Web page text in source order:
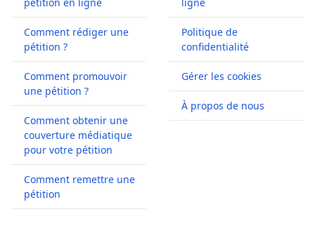
Comment rédiger une
pétition ?
Comment promouvoir
une pétition ?
Comment obtenir une
couverture médiatique
pour votre pétition
Comment remettre une
pétition
Politique de
confidentialité
Gérer les cookies
À propos de nous